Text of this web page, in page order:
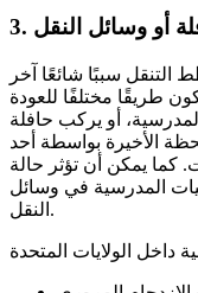
3. أو وسائل النقل
التنقل سببًا شائعًا آخر
طريقًا مختلفًا للعودة
أو يركب حافلة
الأخيرة بواسطة أحد
كما يمكن أن تؤثر حالة
المدرسية في وسائل
النقل.